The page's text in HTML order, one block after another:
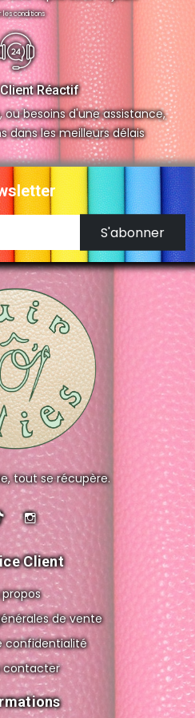
les conditions
Réactif
ou besoins d'une assistance,
dans les meilleurs délais
S'abonner
tout se récupère.
Client
propos
de vente
confidentialité
contacter